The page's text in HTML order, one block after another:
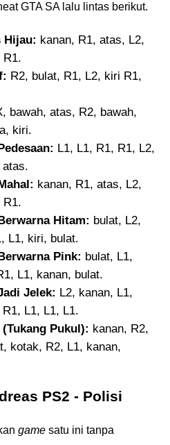
GTA SA lalu lintas berikut.
Hijau: kanan, R1, atas, L2,
R1.
R2, bulat, R1, L2, kiri R1,
bawah, atas, R2, bawah,
kiri.
L1, L1, R1, R1, L2,
atas.
kanan, R1, atas, L2,
R1.
Hitam: bulat, L2,
L1, kiri, bulat.
Pink: bulat, L1,
L1, kanan, bulat.
Jelek: L2, kanan, L1,
L1, L1, L1.
Pukul): kanan, R2,
kotak, R2, L1, kanan,
PS2 - Polisi
game satu ini tanpa